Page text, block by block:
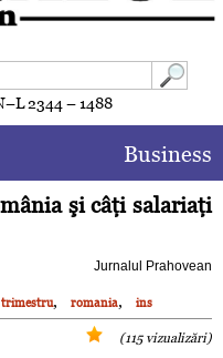
2344 – 1488
Business
şi câţi salariaţi
Jurnalul Prahovean
trimestru, romania, ins
(115 vizualizări)